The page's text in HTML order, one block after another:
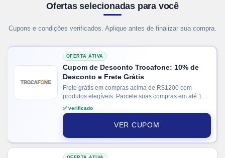
Ofertas selecionadas para você
Cupons e condições verificados. Aplique antes de finalizar sua compra.
OFERTA ATIVA
Cupom de Desconto Trocafone: 10% de
Desconto e Frete Grátis
Frete grátis em compras acima de R$1200 com
produtos elegíveis. Parcele suas compras em até 12x
no cartão. Ganhe + 15% de desconto em pagamentos
via PIX.
✅ verificado
VER CUPOM